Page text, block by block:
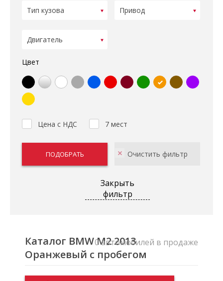
Цвет
Цена с НДС 7 мест
Закрыть
фильтр
Каталог BMW M2 2013
Оранжевый с пробегом
0 автомобилей в продаже